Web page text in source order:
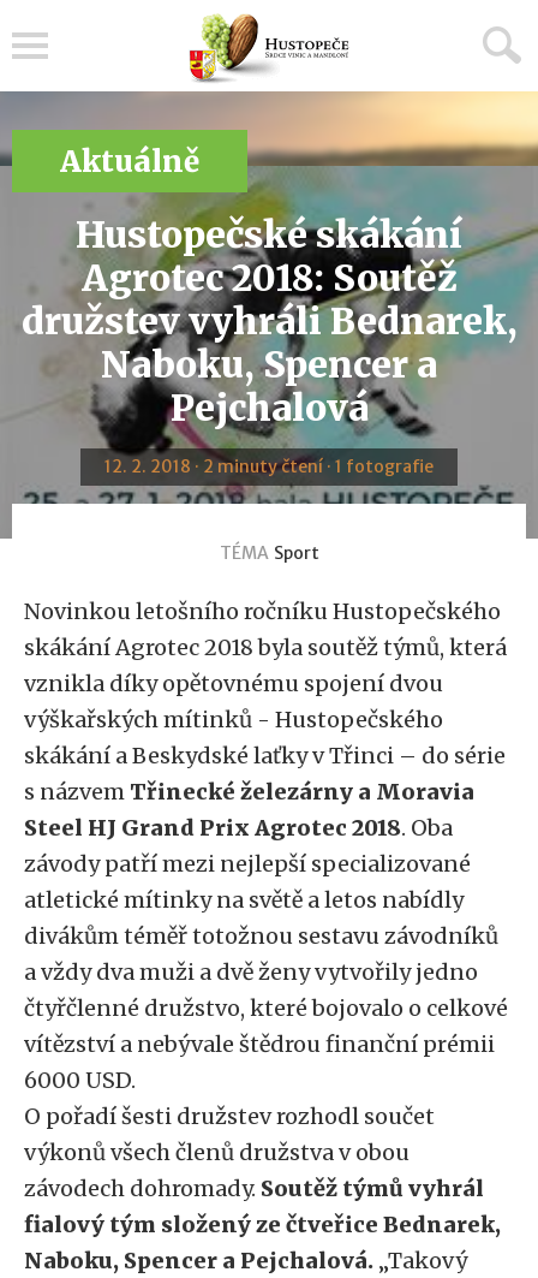
Aktuálně
Hustopečské skákání
Agrotec 2018: Soutěž
družstev vyhráli Bednarek,
Naboku, Spencer a
Pejchalová
12. 2. 2018 · 2 minuty čtení · 1 fotografie
TÉMA Sport
Novinkou letošního ročníku Hustopečského
skákání Agrotec 2018 byla soutěž týmů, která
vznikla díky opětovnému spojení dvou
výškařských mítinků - Hustopečského
skákání a Beskydské laťky v Třinci – do série
s názvem Třinecké železárny a Moravia
Steel HJ Grand Prix Agrotec 2018. Oba
závody patří mezi nejlepší specializované
atletické mítinky na světě a letos nabídly
divákům téměř totožnou sestavu závodníků
a vždy dva muži a dvě ženy vytvořily jedno
čtyřčlenné družstvo, které bojovalo o celkové
vítězství a nebývale štědrou finanční prémii
6000 USD.
O pořadí šesti družstev rozhodl součet
výkonů všech členů družstva v obou
závodech dohromady. Soutěž týmů vyhrál
fialový tým složený ze čtveřice Bednarek,
Naboku, Spencer a Pejchalová. „Takový